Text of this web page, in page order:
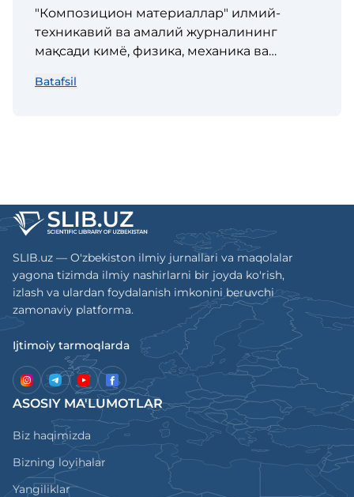
"Композицион материаллар" илмий-
техникавий ва амалий журналининг
мақсади кимё, физика, механика ва
шунингдек улардан машинасозлик ва
муаммоларига бағишланган мақолаларни
чоп этишдан иборат.
Batafsil
SLIB.uz — O'zbekiston ilmiy jurnallari va maqolalar
yagona tizimda ilmiy nashirlarni bir joyda ko'rish,
izlash va ulardan foydalanish imkonini beruvchi
zamonaviy platforma.
Ijtimoiy tarmoqlarda
ASOSIY MA'LUMOTLAR
Biz haqimizda
Bizning loyihalar
Yangiliklar